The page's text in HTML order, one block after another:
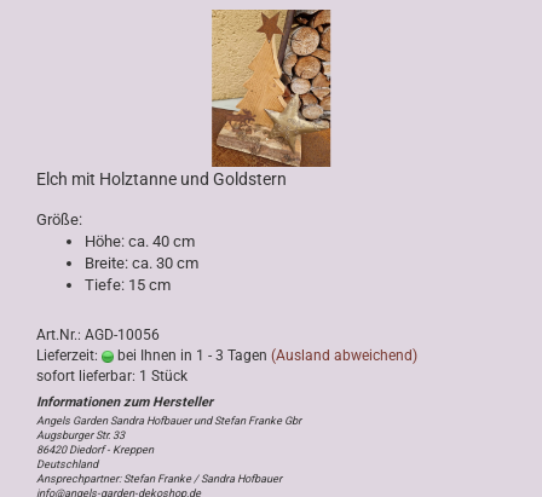
Elch mit Holztanne und Goldstern
Größe:
Höhe: ca. 40 cm
Breite: ca. 30 cm
Tiefe: 15 cm
Art.Nr.: AGD-10056
Lieferzeit:
bei Ihnen in 1 - 3 Tagen (Ausland abweichend)
sofort lieferbar: 1 Stück
Angels Garden Sandra Hofbauer und Stefan Franke Gbr
Augsburger Str. 33
86420 Diedorf - Kreppen
Deutschland
Ansprechpartner: Stefan Franke / Sandra Hofbauer
info@angels-garden-dekoshop.de